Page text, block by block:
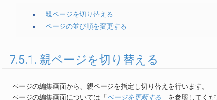
親ページを切り替える
ページの並び順を変更する
7.5.1. 親ページを切り替える
ページの編集画面から、親ページを指定し切り替えを行います。
ページの編集画面については「ページを更新する 」を参照してく